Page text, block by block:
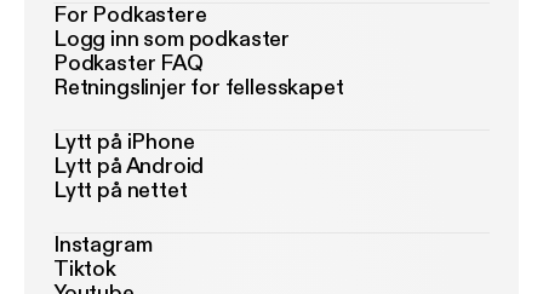
For Podkastere
Logg inn som podkaster
Podkaster FAQ
Retningslinjer for fellesskapet
Lytt på iPhone
Lytt på Android
Lytt på nettet
Instagram
Tiktok